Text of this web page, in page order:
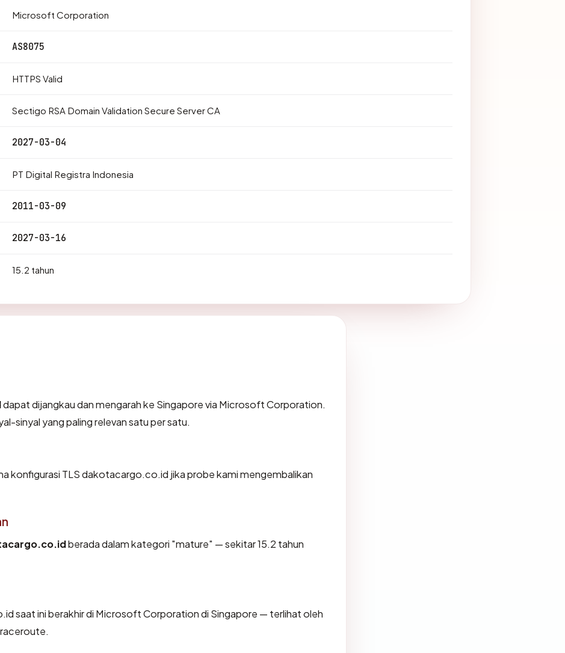
Microsoft Corporation
AS8075
HTTPS Valid
Sectigo RSA Domain Validation Secure Server CA
2027-03-04
PT Digital Registra Indonesia
2011-03-09
2027-03-16
15.2 tahun
dapat dijangkau dan mengarah ke Singapore via Microsoft Corporation.
sinyal yang paling relevan satu per satu.
konfigurasi TLS dakotacargo.co.id jika probe kami mengembalikan
berada dalam kategori "mature" — sekitar 15.2 tahun
saat ini berakhir di Microsoft Corporation di Singapore — terlihat oleh